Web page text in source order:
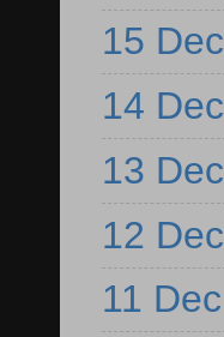
15 Dec
14 Dec
13 Dec
12 Dec
11 Dec